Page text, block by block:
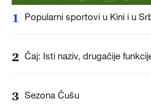
1 Popularni sportovi u Kini i u
2 Čaj: Isti naziv, drugačije
3 Sezona Čušu